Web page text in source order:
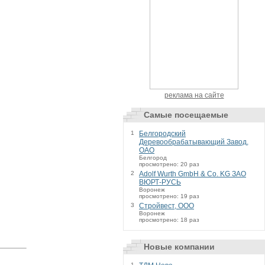
реклама на сайте
Самые посещаемые
1
Белгородский
Деревообрабатывающий Завод,
ОАО
Белгород
просмотрено: 20 раз
2
Adolf Wurth GmbH & Co. KG ЗАО
ВЮРТ-РУСЬ
Воронеж
просмотрено: 19 раз
3
Cтройвест, ООО
Воронеж
просмотрено: 18 раз
Новые компании